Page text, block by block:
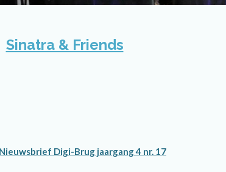
Sinatra & Friends
Digi-Brug jaargang 4 nr. 17